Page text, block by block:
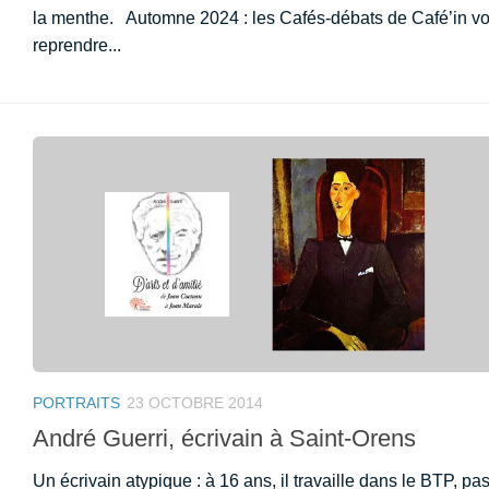
la menthe. Automne 2024 : les Cafés-débats de Café’in
reprendre...
PORTRAITS 23 OCTOBRE 2014
André Guerri, écrivain à Saint-Orens
Un écrivain atypique : à 16 ans, il travaille dans le BTP,